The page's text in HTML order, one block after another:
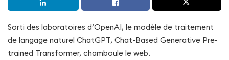
Sorti des laboratoires d’OpenAI, le modèle de traitement
de langage naturel ChatGPT, Chat-Based Generative Pre-
trained Transformer, chamboule le web.